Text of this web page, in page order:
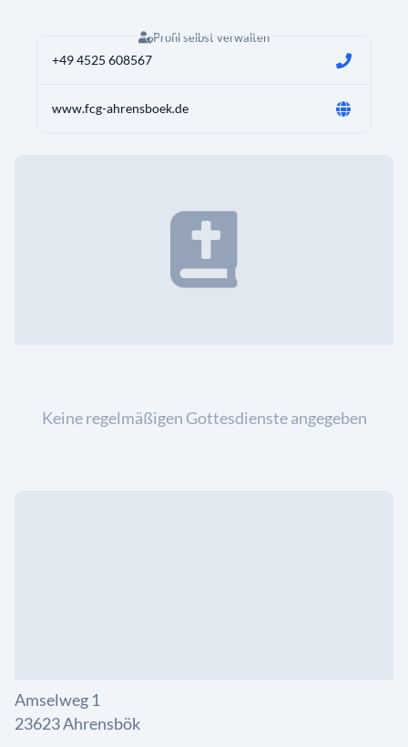
Profil selbst verwalten
+49 4525 608567
www.fcg-ahrensboek.de
Keine regelmäßigen Gottesdienste angegeben
Amselweg 1
23623 Ahrensbök